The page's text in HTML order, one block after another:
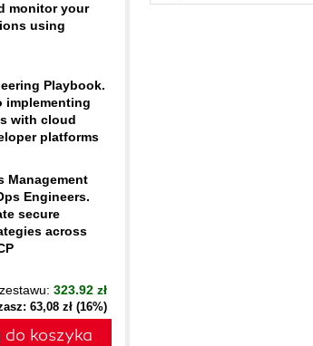
monitor your
using
Playbook.
implementing
with cloud
platforms
Management
Engineers.
secure
across
323.92 zł
63,08 zł (16%)
do koszyka